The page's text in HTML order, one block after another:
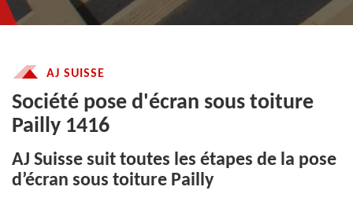
AJ SUISSE
Société pose d'écran sous toiture
Pailly 1416
AJ Suisse suit toutes les étapes de la pose
d’écran sous toiture Pailly